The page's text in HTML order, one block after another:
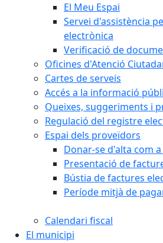
El Meu Espai
Servei d'assistència
electrònica
Verificació de
Oficines d'Atenció
Cartes de serveis
Accés a la informació
Queixes, suggeriments i
Regulació del registre
Espai dels proveïdors
Donar-se d'alta com
Presentació de
Bústia de factures
Període mitjà de
Calendari fiscal
El municipi